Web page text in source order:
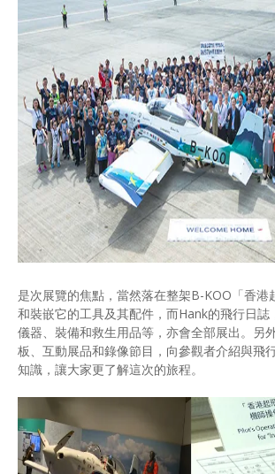
是次展覽的焦點，當然落在整架B-KOO「香港
和裝嵌它的工具及其配件，而Hank的飛行日誌
儀器、裝備和救生用品等，亦會全部展出。另
板、互動展品和錄像節目，向參觀者介紹與飛
知識，讓大家更了解這次的旅程。